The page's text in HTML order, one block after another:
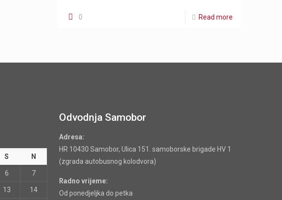
0 Read more
S N
6 7
13 14
Odvodnja Samobor
Adresa:
HR 10430 Samobor, Ulica 151. samoborske brigade HV 1
(zgrada autobusnog kolodvora)
Radno vrijeme:
Od ponedjeljka do petka